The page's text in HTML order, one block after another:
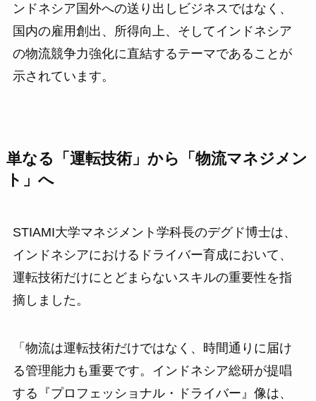
ンドネシア国外への送り出しビジネスではなく、
国内の雇用創出、所得向上、そしてインドネシア
の物流競争力強化に直結するテーマであることが
示されています。
単なる「運転技術」から「物流マネジメン
ト」へ
STIAMI大学マネジメント学科長のデグド博士は、
インドネシアにおけるドライバー育成において、
運転技術だけにとどまらないスキルの重要性を指
摘しました。
「物流は運転技術だけではなく、時間通りに届け
る管理能力も重要です。インドネシア総研が提唱
する『プロフェッショナル・ドライバー』像は、